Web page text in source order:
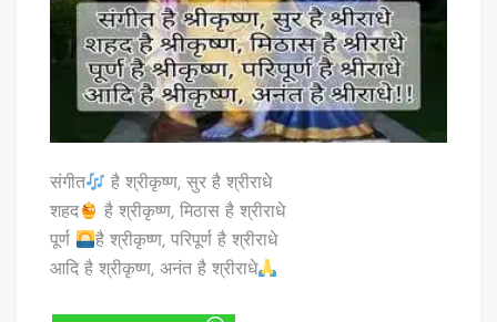
संगीत
है श्रीकृष्ण, सुर है श्रीराधे
शहद
है श्रीकृष्ण, मिठास है श्रीराधे
पूर्ण
है श्रीकृष्ण, परिपूर्ण है श्रीराधे
आदि है श्रीकृष्ण, अनंत है श्रीराधे